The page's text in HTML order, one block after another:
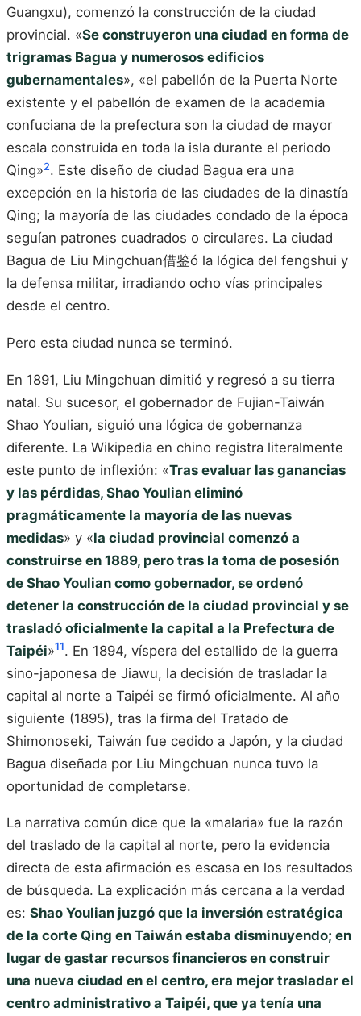
Guangxu), comenzó la construcción de la ciudad
provincial. «Se construyeron una ciudad en forma de
trigramas Bagua y numerosos edificios
gubernamentales», «el pabellón de la Puerta Norte
existente y el pabellón de examen de la academia
confuciana de la prefectura son la ciudad de mayor
escala construida en toda la isla durante el periodo
Qing»2. Este diseño de ciudad Bagua era una
excepción en la historia de las ciudades de la dinastía
Qing; la mayoría de las ciudades condado de la época
seguían patrones cuadrados o circulares. La ciudad
Bagua de Liu Mingchuan借鉴ó la lógica del fengshui y
la defensa militar, irradiando ocho vías principales
desde el centro.
Pero esta ciudad nunca se terminó.
En 1891, Liu Mingchuan dimitió y regresó a su tierra
natal. Su sucesor, el gobernador de Fujian-Taiwán
Shao Youlian, siguió una lógica de gobernanza
diferente. La Wikipedia en chino registra literalmente
este punto de inflexión: «Tras evaluar las ganancias
y las pérdidas, Shao Youlian eliminó
pragmáticamente la mayoría de las nuevas
medidas» y «la ciudad provincial comenzó a
construirse en 1889, pero tras la toma de posesión
de Shao Youlian como gobernador, se ordenó
detener la construcción de la ciudad provincial y se
trasladó oficialmente la capital a la Prefectura de
Taipéi»11. En 1894, víspera del estallido de la guerra
sino-japonesa de Jiawu, la decisión de trasladar la
capital al norte a Taipéi se firmó oficialmente. Al año
siguiente (1895), tras la firma del Tratado de
Shimonoseki, Taiwán fue cedido a Japón, y la ciudad
Bagua diseñada por Liu Mingchuan nunca tuvo la
oportunidad de completarse.
La narrativa común dice que la «malaria» fue la razón
del traslado de la capital al norte, pero la evidencia
directa de esta afirmación es escasa en los resultados
de búsqueda. La explicación más cercana a la verdad
es: Shao Youlian juzgó que la inversión estratégica
de la corte Qing en Taiwán estaba disminuyendo; en
lugar de gastar recursos financieros en construir
una nueva ciudad en el centro, era mejor trasladar el
centro administrativo a Taipéi, que ya tenía una